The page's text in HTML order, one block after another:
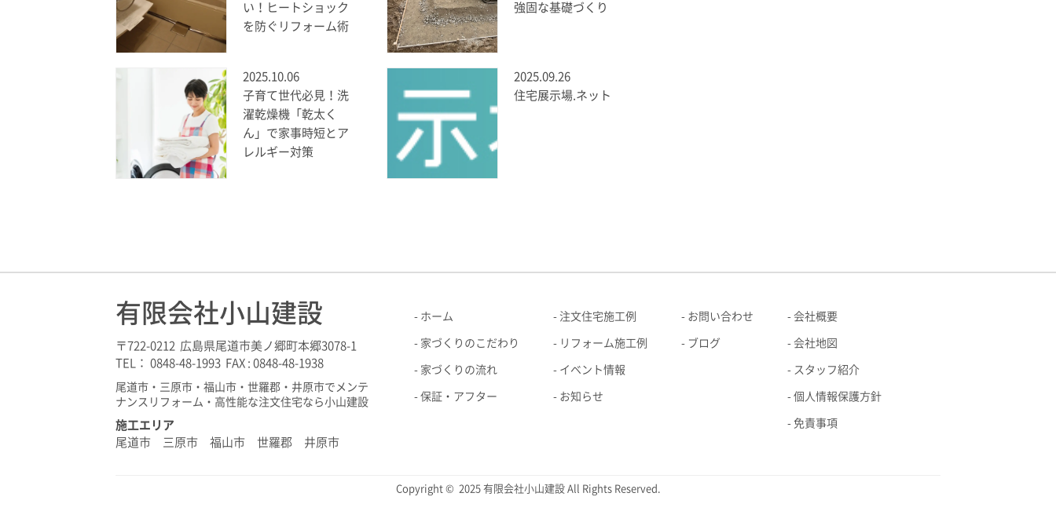
い！ヒートショック
を防ぐリフォーム術
強固な基礎づくり
2025.10.06
子育て世代必見！洗
濯乾燥機「乾太く
ん」で家事時短とア
レルギー対策
2025.09.26
住宅展示場.ネット
ホーム
家づくりのこだわり
家づくりの流れ
保証・アフター
注文住宅施工例
リフォーム施工例
イベント情報
お知らせ
お問い合わせ
ブログ
会社概要
会社地図
スタッフ紹介
個人情報保護方針
免責事項
有限会社小山建設
〒722-0212 広島県尾道市美ノ郷町本郷3078-1
TEL： 0848-48-1993 FAX : 0848-48-1938
尾道市・三原市・福山市・世羅郡・井原市でメンテ
ナンスリフォーム・高性能な注文住宅なら小山建設
施工エリア
尾道市 三原市 福山市 世羅郡 井原市
Copyright © 2025 有限会社小山建設 All Rights Reserved.